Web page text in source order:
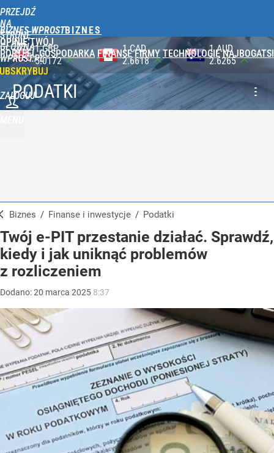
PRZEJDŹ
NA
STRONĘ
GŁÓWNĄ
WPROST.PL
BIZNES WPROST
OPINIE TWÓJ
PORTFEL GOSPODARKA FINANSE FIRMY TECHNOLOGIE NAJBOGATSI
ZALOGUJ
1 CAD
2.6618
1 AUD
2.6265
100 JPY
2.3565
PODATKI
Biznes / Finanse i inwestycje / Podatki
Twój e-PIT przestanie działać. Sprawdź,
kiedy i jak uniknąć problemów
z rozliczeniem
Dodano:20 marca 2025 8:37